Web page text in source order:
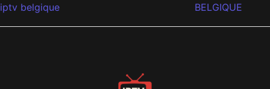
iptv belgique
BELGIQUE